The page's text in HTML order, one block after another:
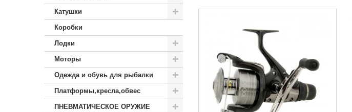
Катушки
Коробки
Лодки
Моторы
Одежда и обувь для рыбалки
Платформы,кресла,обвес
ПНЕВМАТИЧЕСКОЕ ОРУЖИЕ